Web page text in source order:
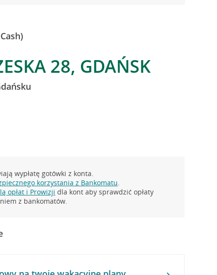
28, GDAŃSK
wypłatę gotówki z konta.
korzystania z Bankomatu.
opłat i Prowizji dla kont aby sprawdzić opłaty
z bankomatów.